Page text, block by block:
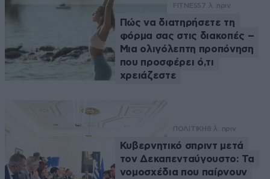
FITNESS7 λ. πριν
Πώς να διατηρήσετε τη
φόρμα σας στις διακοπές –
Μια ολιγόλεπτη προπόνηση
που προσφέρει ό,τι
χρειάζεστε
ΠΟΛΙΤΙΚΗ8 λ. πριν
Κυβερνητικό σπριντ μετά
τον Δεκαπενταύγουστο: Τα
νομοσχέδια που παίρνουν